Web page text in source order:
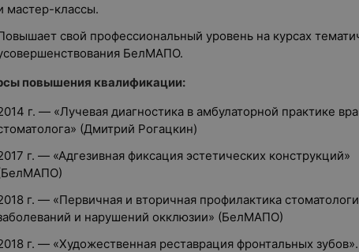
мастер-классы.
свой профессиональный уровень на курсах
БелМАПО.
повышения квалификации:
г. — «Лучевая диагностика в амбулаторной практике
(Дмитрий Рогацкин)
г. — «Адгезивная фиксация эстетических конструкций»
г. — «Первичная и вторичная профилактика
и нарушений окклюзии» (БелМАПО)
г. — «Художественная реставрация фронтальных зубов».